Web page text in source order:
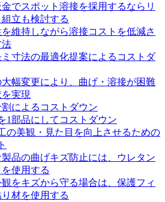
でスポット溶接を採用するならリ
立も検討する
維持しながら溶接コストを低減さ
法
寸法の最適化提案によるコストダ
大幅変更により、曲げ・溶接が困難
実現
によるコストダウン
1部品にしてコストダウン
の美観・見た目を向上させるための
品の曲げキズ防止には、ウレタン
使用する
をキズから守る場合は、保護フィ
材を使用する